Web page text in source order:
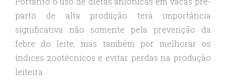
parto de alta produção terá importância
significativa não somente pela prevenção da
febre do leite, mas também por melhorar os
índices zootécnicos e evitar perdas na produção
leiteira.